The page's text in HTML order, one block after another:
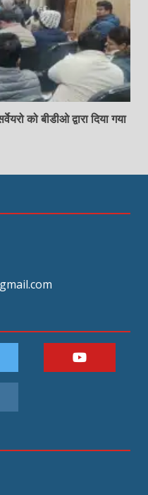
को बीडीओ द्वारा दिया गया